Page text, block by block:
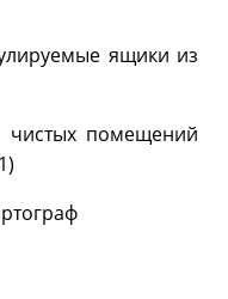
ящики из
чистых помещений